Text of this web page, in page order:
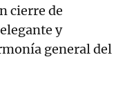
cierre de
y
general del